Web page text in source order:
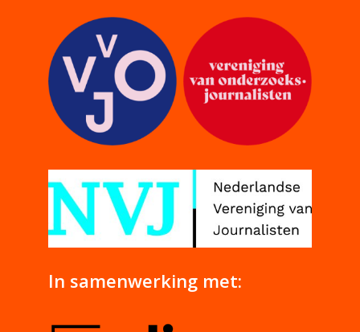
In samenwerking met: